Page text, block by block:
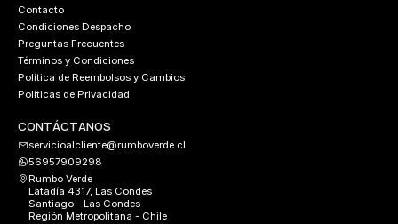
Contacto
Condiciones Despacho
Preguntas Frecuentes
Términos y Condiciones
Política de Reembolsos y Cambios
Políticas de Privacidad
CONTÁCTANOS
servicioalcliente@rumboverde.cl
56957909298
Rumbo Verde
Latadía 4317, Las Condes
Santiago - Las Condes
Región Metropolitana - Chile